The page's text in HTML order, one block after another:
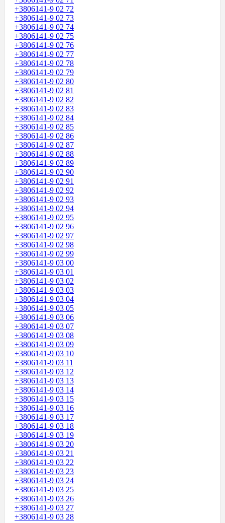
+3806141-9 02 72
+3806141-9 02 73
+3806141-9 02 74
+3806141-9 02 75
+3806141-9 02 76
+3806141-9 02 77
+3806141-9 02 78
+3806141-9 02 79
+3806141-9 02 80
+3806141-9 02 81
+3806141-9 02 82
+3806141-9 02 83
+3806141-9 02 84
+3806141-9 02 85
+3806141-9 02 86
+3806141-9 02 87
+3806141-9 02 88
+3806141-9 02 89
+3806141-9 02 90
+3806141-9 02 91
+3806141-9 02 92
+3806141-9 02 93
+3806141-9 02 94
+3806141-9 02 95
+3806141-9 02 96
+3806141-9 02 97
+3806141-9 02 98
+3806141-9 02 99
+3806141-9 03 00
+3806141-9 03 01
+3806141-9 03 02
+3806141-9 03 03
+3806141-9 03 04
+3806141-9 03 05
+3806141-9 03 06
+3806141-9 03 07
+3806141-9 03 08
+3806141-9 03 09
+3806141-9 03 10
+3806141-9 03 11
+3806141-9 03 12
+3806141-9 03 13
+3806141-9 03 14
+3806141-9 03 15
+3806141-9 03 16
+3806141-9 03 17
+3806141-9 03 18
+3806141-9 03 19
+3806141-9 03 20
+3806141-9 03 21
+3806141-9 03 22
+3806141-9 03 23
+3806141-9 03 24
+3806141-9 03 25
+3806141-9 03 26
+3806141-9 03 27
+3806141-9 03 28